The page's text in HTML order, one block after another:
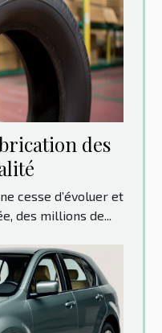
des
cesse d’évoluer et
des millions de...